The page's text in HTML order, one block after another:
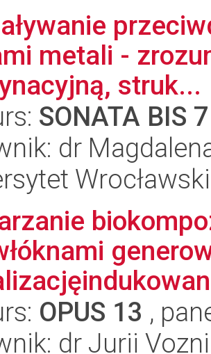
metali -
struk...
SONATA BIS 7
dr
OPUS 13 ,
dr Jurii